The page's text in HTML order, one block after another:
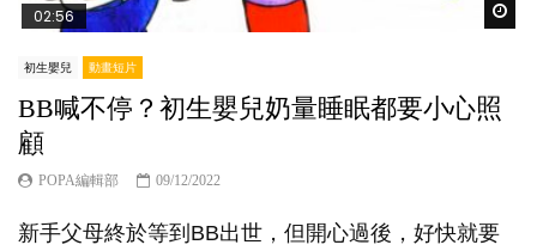
02:56
初生嬰兒 動畫短片
BB喊不停？初生嬰兒奶量睡眠都要小心照
顧
POPA編輯部 09/12/2022
新手父母終於等到BB出世，但開心過後，好快就要